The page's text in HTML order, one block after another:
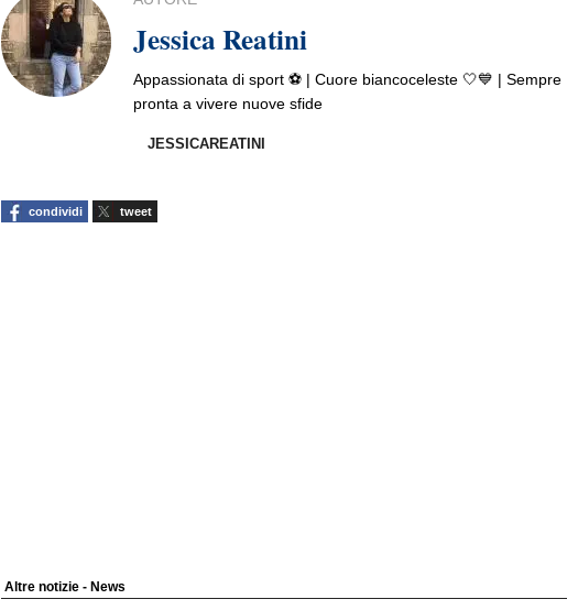
Jessica Reatini
Appassionata di sport ⚽️ | Cuore biancoceleste 🤍💙 | Sempre
pronta a vivere nuove sfide
JESSICAREATINI
condividi tweet
Altre notizie - News